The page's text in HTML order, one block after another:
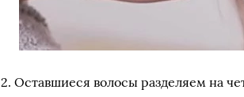
2. Оставшиеся волосы разделяем на